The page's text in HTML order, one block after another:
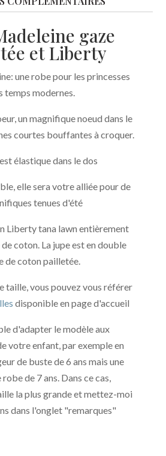
gaze
et Liberty
une robe pour les princesses
temps modernes.
un magnifique noeud dans le
courtes bouffantes à croquer.
élastique dans le dos
elle sera votre alliée pour de
tenues d'été
Liberty tana lawn entièrement
coton. La jupe est en double
de coton pailletée.
taille, vous pouvez vous référer
disponible en page d'accueil
d'adapter le modèle aux
votre enfant, par exemple en
de buste de 6 ans mais une
de 7 ans. Dans ce cas,
la plus grande et mettez-moi
dans l'onglet "remarques"